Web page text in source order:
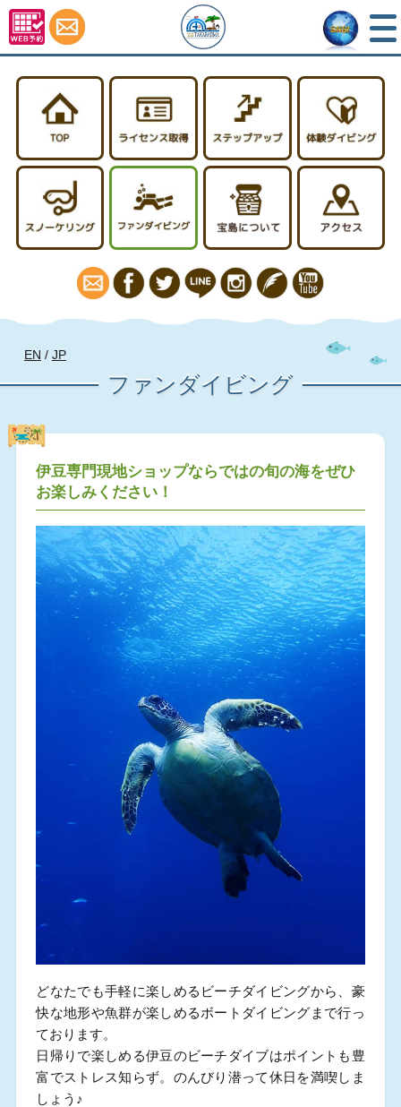
ファンダイビング
EN / JP
伊豆専門現地ショップならではの旬の海をぜひ
お楽しみください！
どなたでも手軽に楽しめるビーチダイビングから、豪
快な地形や魚群が楽しめるボートダイビングまで行っ
ております。
日帰りで楽しめる伊豆のビーチダイブはポイントも豊
富でストレス知らず。のんびり潜って休日を満喫しま
しょう♪